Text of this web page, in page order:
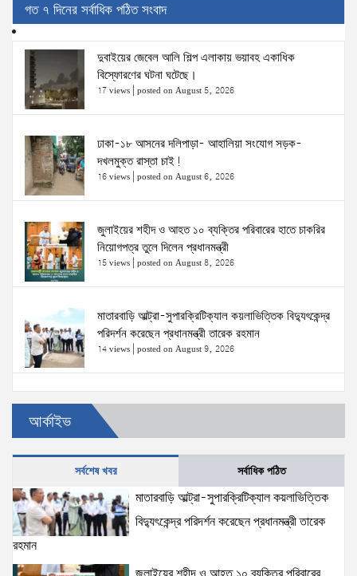
গত ৭ দিনের সর্বাধিক পঠিত সংবাদ
দুবাইয়ের জেবেল আলি শিল্প এলাকায় ভয়াবহ একাধিক
বিস্ফোরণের ঘটনা ঘটেছে।
17 views posted on August 5, 2026
ঢাকা-১৮ আসনের দলিপাড়া- আহালিয়া সংযোগ সড়ক-
দখলমুক্ত রাস্তা চাই!
16 views posted on August 6, 2026
জুলাইয়ের শহীদ ও আহত ১০ ব্যক্তির পরিবারের হাতে চাকরির
নিয়োগপত্র তুলে দিলেন প্রধানমন্ত্রী
15 views posted on August 8, 2026
মাতারবাড়ি আল্ট্রা-সুপারক্রিটিক্যাল কয়লাভিত্তিক বিদ্যুৎকেন্দ্র
পরিদর্শন করেছেন প্রধানমন্ত্রী তারেক রহমান
14 views posted on August 9, 2026
প্রত্যেক অপরাধীর বিচার এ দেশেই হবে, সে যত শক্তিশালীই
হোক না কেন—চট্টগ্রামে জুলাই গণঅভ্যুত্থান দিবসে প্রতিমন্ত্রী
ব্যারিস্টার মীর হেলাল
6 views|posted on August 5, 2026
জনআকাঙ্ক্ষা ও জুলাই সনদের আলোকে বৈষম্যহীন বাংলাদেশ
গড়তে সরকার প্রতিশ্রুতিবদ্ধ- প্রতিমন্ত্রী ব্যারিস্টার মীর হেলাল
6 views| posted on August 5, 2026
আর্কাইভ
সর্বশেষ খবর সর্বাধিক পঠিত
মাতারবাড়ি আল্ট্রা-সুপারক্রিটিক্যাল কয়লাভিত্তিক
বিদ্যুৎকেন্দ্র পরিদর্শন করেছেন প্রধানমন্ত্রী তারেক
রহমান